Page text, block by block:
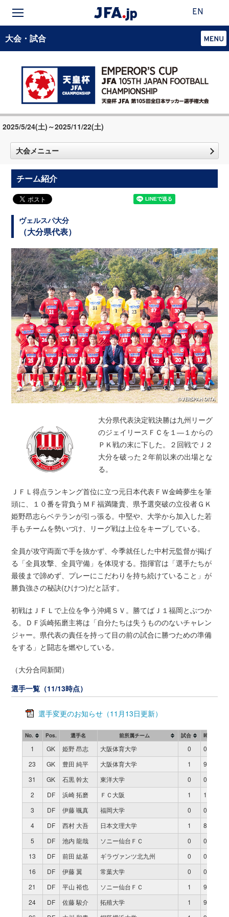
EN
大会・試合
2025/5/24(土)～2025/11/22(土)
大会メニュー
チーム紹介
ヴェルスパ大分
（大分県代表）
大分県代表決定戦決勝は九州リーグ
のジェイリースＦＣを１―１からの
ＰＫ戦の末に下した。２回戦でＪ２
大分を破った２年前以来の出場とな
る。
ＪＦＬ得点ランキング首位に立つ元日本代表ＦＷ金崎夢生を筆
頭に、１０番を背負うＭＦ福満隆貴、県予選突破の立役者ＧＫ
姫野昂志らベテランが引っ張る。中堅や、大学から加入した若
手もチームを勢いづけ、リーグ戦は上位をキープしている。
全員が攻守両面で手を抜かず、今季就任した中村元監督が掲げ
る「全員攻撃、全員守備」を体現する。指揮官は「選手たちが
最後まで諦めず、プレーにこだわりを持ち続けていること」が
勝負強さの秘訣(ひけつ)だと話す。
初戦はＪＦＬで上位を争う沖縄ＳＶ。勝てばＪ１福岡とぶつか
る。ＤＦ浜崎拓磨主将は「自分たちは失うもののないチャレン
ジャー。県代表の責任を持って目の前の試合に勝つための準備
をする」と闘志を燃やしている。
（大分合同新聞）
選手一覧（11/13時点）
選手変更のお知らせ（11月13日更新）
No. Pos. 選手名 前所属チーム 試合 時間
1 GK 姫野 昂志 大阪体育大学 0
0
23
GK 豊田 純平 大阪体育大学 1
90
31
GK 石黒 幹太 東洋大学 0
0
2
DF 浜崎 拓磨 ＦＣ大阪 1
10
3
DF 伊藤 颯真 福岡大学 0
0
4
DF 西村 大吾 日本文理大学 1
80
5
DF 池内 龍哉 ソニー仙台ＦＣ 0
0
13
DF 前田 紘基 ギラヴァンツ北九州 0
0
16
DF 伊藤 翼 常葉大学 0
0
21
DF 平山 裕也 ソニー仙台ＦＣ 1
90
24
DF 佐藤 駿介 拓殖大学 1
90